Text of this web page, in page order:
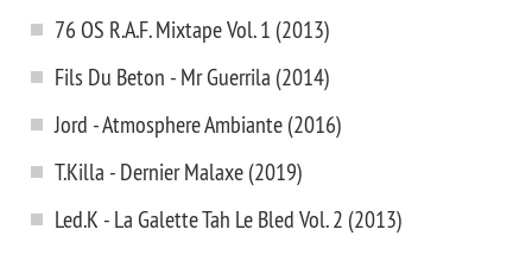
76 OS R.A.F. Mixtape Vol. 1 (2013)
Fils Du Beton - Mr Guerrila (2014)
Jord - Atmosphere Ambiante (2016)
T.Killa - Dernier Malaxe (2019)
Led.K - La Galette Tah Le Bled Vol. 2 (2013)